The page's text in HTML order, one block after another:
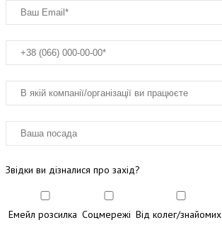
Звідки ви дізналися про захід?
Емейл розсилка Соцмережі Від колег/знайомих